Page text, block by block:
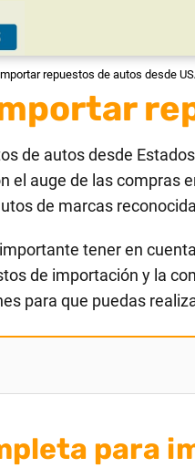
repuestos de autos desde
de autos desde
el auge de las compras
de marcas
tener en
de importación y la
para que puedas
para